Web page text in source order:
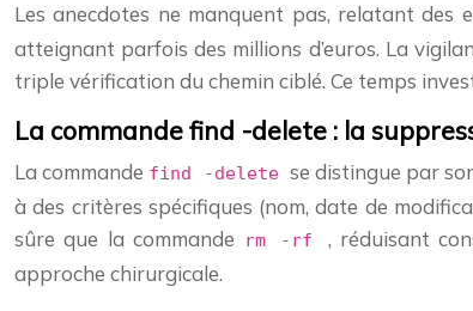
Les anecdotes ne manquent pas, relatant des
atteignant parfois des millions d’euros. La
triple vérification du chemin ciblé. Ce temps
La commande find -delete : la
La commande find -delete se distingue par
à des critères spécifiques (nom, date de
sûre que la commande
rm -rf , réduisant
approche chirurgicale.